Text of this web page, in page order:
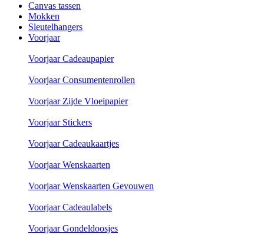
Canvas tassen
Mokken
Sleutelhangers
Voorjaar
Voorjaar Cadeaupapier
Voorjaar Consumentenrollen
Voorjaar Zijde Vloeipapier
Voorjaar Stickers
Voorjaar Cadeaukaartjes
Voorjaar Wenskaarten
Voorjaar Wenskaarten Gevouwen
Voorjaar Cadeaulabels
Voorjaar Gondeldoosjes